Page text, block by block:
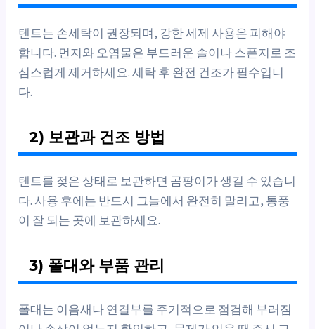
텐트는 손세탁이 권장되며, 강한 세제 사용은 피해야
합니다. 먼지와 오염물은 부드러운 솔이나 스폰지로 조
심스럽게 제거하세요. 세탁 후 완전 건조가 필수입니
다.
2) 보관과 건조 방법
텐트를 젖은 상태로 보관하면 곰팡이가 생길 수 있습니
다. 사용 후에는 반드시 그늘에서 완전히 말리고, 통풍
이 잘 되는 곳에 보관하세요.
3) 폴대와 부품 관리
폴대는 이음새나 연결부를 주기적으로 점검해 부러짐